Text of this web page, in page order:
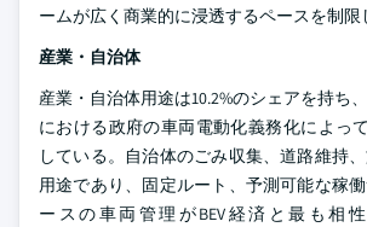
ームが広く商業的に浸透するペースを制限
産業・自治体
産業・自治体用途は10.2%のシェアを持ち
における政府の車両電動化義務化によって
している。自治体のごみ収集、道路維持
用途であり、固定ルート、予測可能な稼
ースの車両管理がBEV経済と最も相